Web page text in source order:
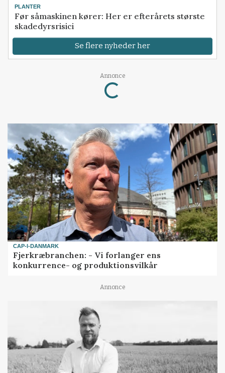
PLANTER
Før såmaskinen kører: Her er efterårets største
skadedyrsrisici
Se flere nyheder her
Annonce
Loading...
CAP-I-DANMARK
Fjerkræbranchen: - Vi forlanger ens
konkurrence- og produktionsvilkår
Annonce